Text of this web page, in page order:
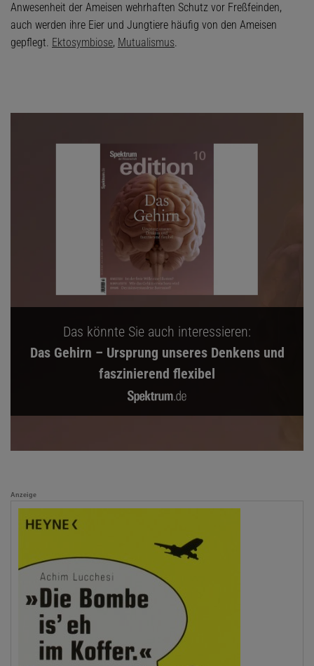
Anwesenheit der Ameisen wehrhaften Schutz vor Freßfeinden,
auch werden ihre Eier und Jungtiere häufig von den Ameisen
gepflegt. Ektosymbiose, Mutualismus.
Das könnte Sie auch interessieren:
Das Gehirn – Ursprung unseres Denkens und
faszinierend flexibel
Anzeige